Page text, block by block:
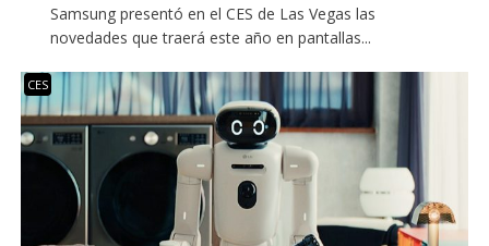
Samsung presentó en el CES de Las Vegas las
novedades que traerá este año en pantallas...
CES